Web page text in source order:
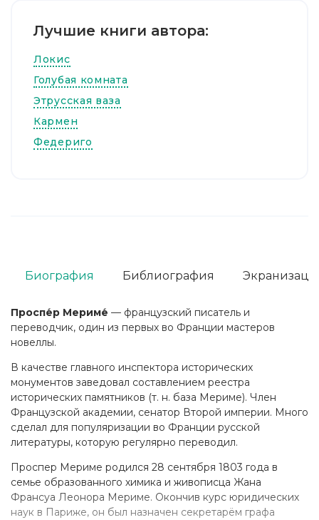
Лучшие книги автора:
Локис
Голубая комната
Этрусская ваза
Кармен
Федериго
Проспе́р Мериме́ — французский писатель и
переводчик, один из первых во Франции мастеров
новеллы.
В качестве главного инспектора исторических
монументов заведовал составлением реестра
исторических памятников (т. н. база Мериме). Член
Французской академии, сенатор Второй империи. Много
сделал для популяризации во Франции русской
литературы, которую регулярно переводил.
Проспер Мериме родился 28 сентября 1803 года в
семье образованного химика и живописца Жана
Франсуа Леонора Мериме. Окончив курс юридических
наук в Париже, он был назначен секретарём графа
Биография Библиография